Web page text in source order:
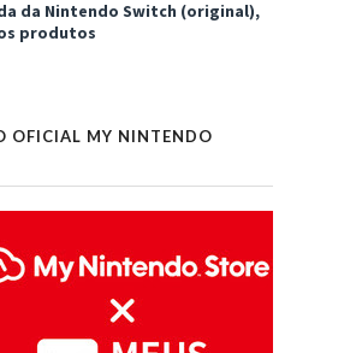
da Nintendo Switch (original),
produtos
OFICIAL MY NINTENDO